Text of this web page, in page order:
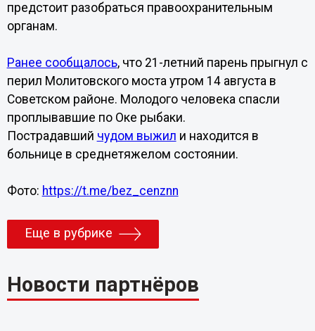
предстоит разобраться правоохранительным
органам.
Ранее сообщалось, что 21-летний парень прыгнул с
перил Молитовского моста утром 14 августа в
Советском районе. Молодого человека спасли
проплывавшие по Оке рыбаки.
Пострадавший чудом выжил и находится в
больнице в среднетяжелом состоянии.
Фото: https://t.me/bez_cenznn
Еще в рубрике
Новости партнёров